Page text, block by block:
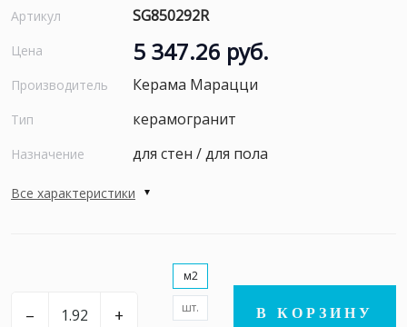
Артикул SG850292R
Цена 5 347.26 руб.
Производитель Керама Марацци
Тип керамогранит
Назначение для стен / для пола
Все характеристики
– +
м2
шт. В КОРЗИНУ